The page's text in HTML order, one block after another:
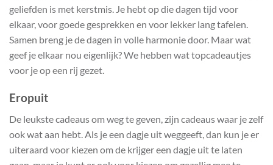
geliefden is met kerstmis. Je hebt op die dagen tijd voor
elkaar, voor goede gesprekken en voor lekker lang tafelen.
Samen breng je de dagen in volle harmonie door. Maar wat
geef je elkaar nou eigenlijk? We hebben wat topcadeautjes
voor je op een rij gezet.
Eropuit
De leukste cadeaus om weg te geven, zijn cadeaus waar je zelf
ook wat aan hebt. Als je een dagje uit weggeeft, dan kun je er
uiteraard voor kiezen om de krijger een dagje uit te laten